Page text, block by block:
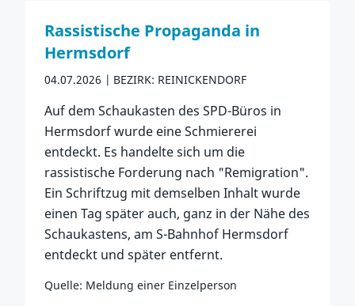
Rassistische Propaganda in
Hermsdorf
04.07.2026 BEZIRK: REINICKENDORF
Auf dem Schaukasten des SPD-Büros in
Hermsdorf wurde eine Schmiererei
entdeckt. Es handelte sich um die
rassistische Forderung nach "Remigration".
Ein Schriftzug mit demselben Inhalt wurde
einen Tag später auch, ganz in der Nähe des
Schaukastens, am S-Bahnhof Hermsdorf
entdeckt und später entfernt.
Quelle: Meldung einer Einzelperson